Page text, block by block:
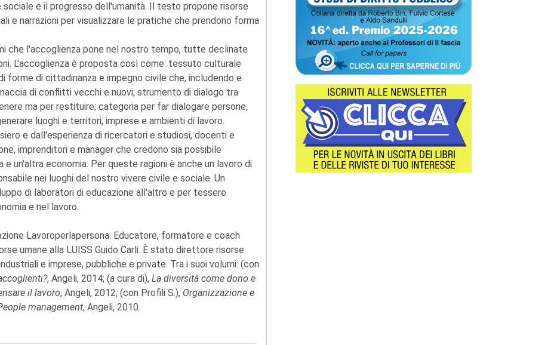
e il progresso dell'umanità. Il testo propone risorse
e narrazioni per visualizzare le pratiche che prendono forma
che l'accoglienza pone nel nostro tempo, tutte declinate
L'accoglienza è proposta così come: tessuto culturale
di cittadinanza e impegno civile che, includendo e
di conflitti vecchi e nuovi; strumento di dialogo tra
ma per restituire; categoria per far dialogare persone,
luoghi e territori, imprese e ambienti di lavoro.
e dall'esperienza di ricercatori e studiosi, docenti e
imprenditori e manager che credono sia possibile
un'altra economia. Per queste ragioni è anche un lavoro di
nei luoghi del nostro vivere civile e sociale. Un
di laboratori di educazione all'altro e per tessere
e nel lavoro.
Lavoroperlapersona. Educatore, formatore e coach
umane alla LUISS Guido Carli. È stato direttore risorse
e imprese, pubbliche e private. Tra i suoi volumi: (con
, Angeli, 2014; (a cura di), La diversità come dono e
il lavoro, Angeli, 2012; (con Profili S.), Organizzazione e
management, Angeli, 2010.